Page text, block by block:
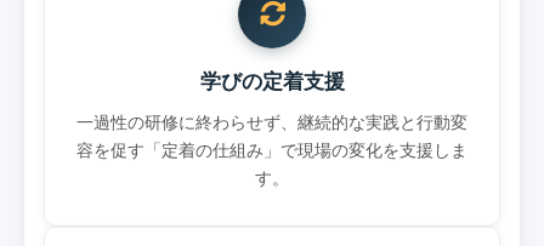
学びの定着支援
一過性の研修に終わらせず、継続的な実践と行動変
容を促す「定着の仕組み」で現場の変化を支援しま
す。